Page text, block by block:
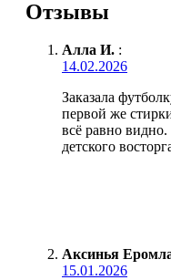
Отзывы
Алла И. :
14.02.2026
Заказала
первой же
всё равно
детского
Аксинья
15.01.2026